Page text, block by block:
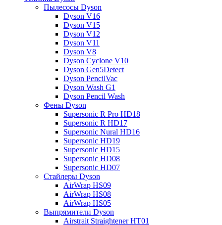
Пылесосы Dyson
Dyson V16
Dyson V15
Dyson V12
Dyson V11
Dyson V8
Dyson Cyclone V10
Dyson Gen5Detect
Dyson PencilVac
Dyson Wash G1
Dyson Pencil Wash
Фены Dyson
Supersonic R Pro HD18
Supersonic R HD17
Supersonic Nural HD16
Supersonic HD19
Supersonic HD15
Supersonic HD08
Supersonic HD07
Стайлеры Dyson
AirWrap HS09
AirWrap HS08
AirWrap HS05
Выпрямители Dyson
Airstrait Straightener HT01